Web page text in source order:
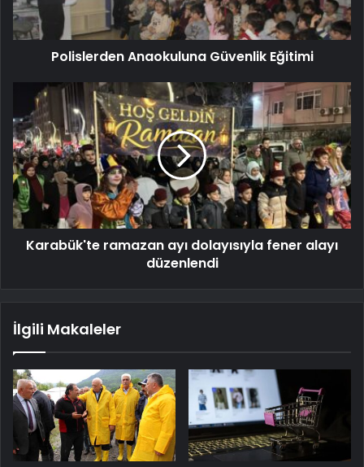
Polislerden Anaokuluna Güvenlik Eğitimi
Karabük'te ramazan ayı dolayısıyla fener alayı
düzenlendi
İlgili Makaleler